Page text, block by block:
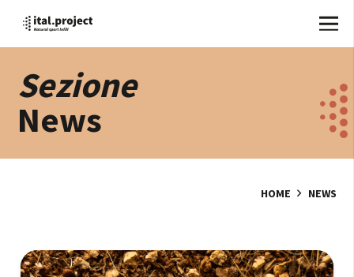
Sezione
News
HOME NEWS